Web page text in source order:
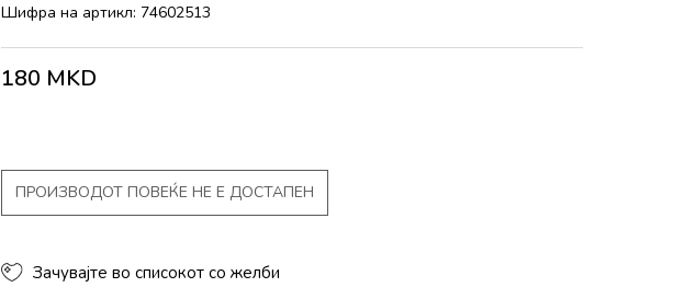
Шифра на артикл: 74602513
180 MKD
ПРОИЗВОДОТ ПОВЕЌЕ НЕ Е ДОСТАПЕН
Зачувајте во списокот со желби